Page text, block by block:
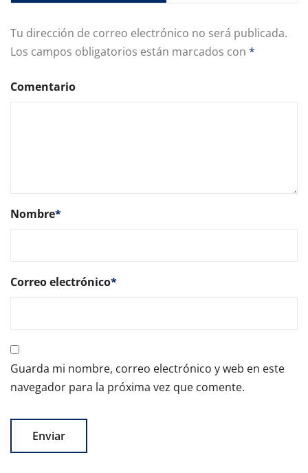
Tu dirección de correo electrónico no será publicada.
Los campos obligatorios están marcados con *
Comentario
Nombre*
Correo electrónico*
Guarda mi nombre, correo electrónico y web en este
navegador para la próxima vez que comente.